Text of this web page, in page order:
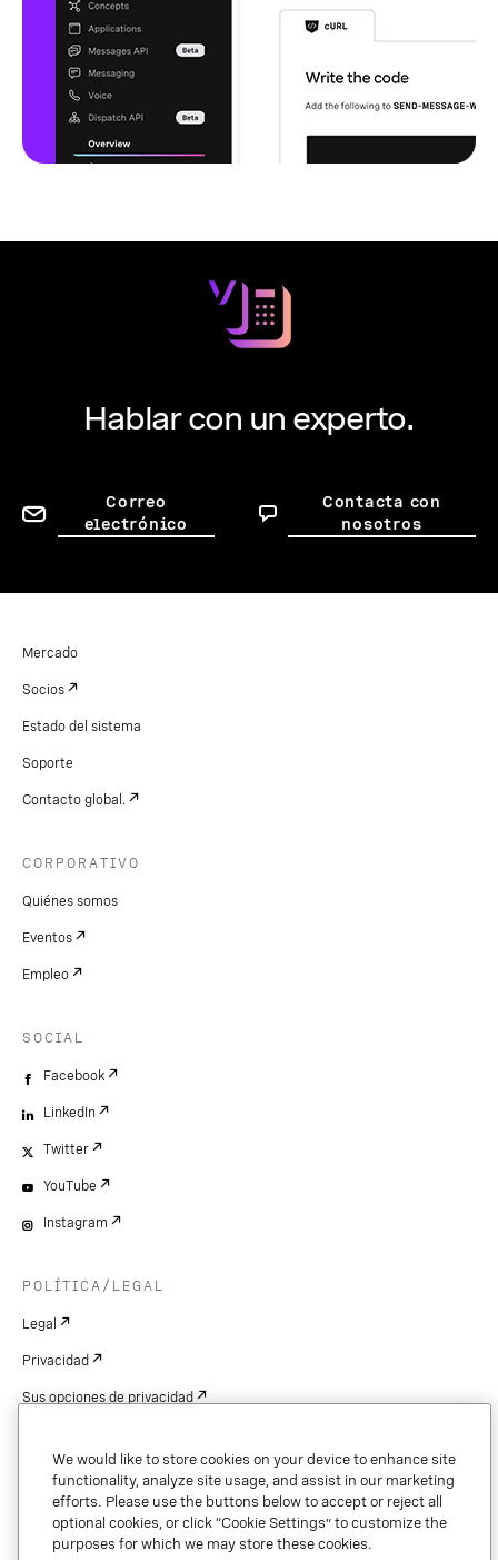
Hablar con un experto.
Correo
electrónico
Contacta con
nosotros
Mercado
Socios
Estado del sistema
Soporte
Contacto global.
CORPORATIVO
Quiénes somos
Eventos
Empleo
SOCIAL
Facebook
LinkedIn
Twitter
YouTube
Instagram
POLÍTICA/LEGAL
Legal
Privacidad
Sus opciones de privacidad
Patentes
Derechos de autor
Seguridad y confianza
We would like to store cookies on your device to enhance site
functionality, analyze site usage, and assist in our marketing
efforts. Please use the buttons below to accept or reject all
optional cookies, or click “Cookie Settings” to customize the
purposes for which we may store these cookies.